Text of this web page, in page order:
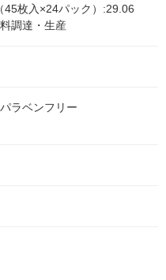
45枚入×24パック）:29.06
調達・生産
ラベンフリー